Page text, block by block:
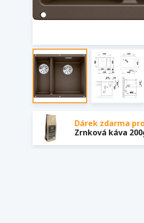
Dárek zdarma
Zrnková káva